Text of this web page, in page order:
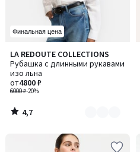
Финальная цена
LA REDOUTE COLLECTIONS
Рубашка с длинными рукавами
изо льна
6000 ₽-20%
от4800 ₽
4,7
/ 5
Количество
цветов:
3
4,7
/